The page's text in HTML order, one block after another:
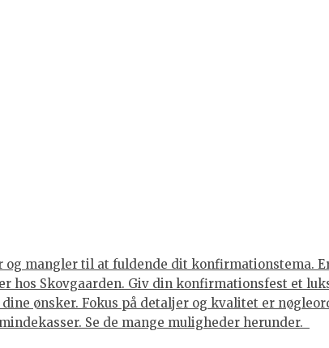
mangler til at fuldende dit konfirmationstema.
hos Skovgaarden. Giv din konfirmationsfest et
ønsker. Fokus på detaljer og kvalitet er
Se de mange muligheder herunder.